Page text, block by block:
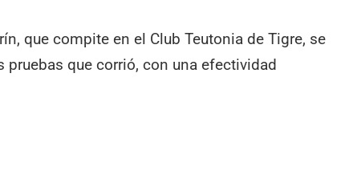
que compite en el Club Teutonia de Tigre, se
que corrió, con una efectividad